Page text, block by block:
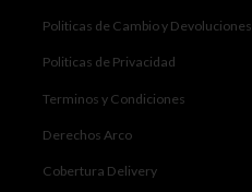
Politicas de Cambio y Devoluciones
Politicas de Privacidad
Terminos y Condiciones
Derechos Arco
Cobertura Delivery